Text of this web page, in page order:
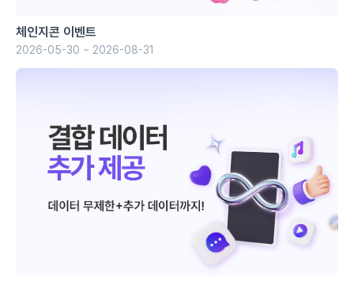
체인지콘 이벤트
2026-05-30 ~ 2026-08-31